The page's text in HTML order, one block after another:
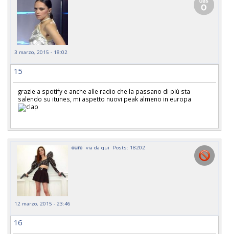
3 marzo, 2015 - 18:02
15
grazie a spotify e anche alle radio che la passano di più sta
salendo su itunes, mi aspetto nuovi peak almeno in europa
ouro via da qui Posts: 18202
12 marzo, 2015 - 23:46
16